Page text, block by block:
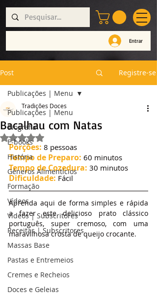
Entrar
Post Registre-se
Publicações | Menu
Biografia
E-books
História
Géneros Alimentícios
Formação
Vídeos
Vídeos | Subscritores
Receitas | Subscritores
Massas Base
Pastas e Entremeios
Cremes e Recheios
Doces e Geleias
Publicações | Menu
Bacalhau com Natas
Tradições Doces
Avaliado com NaN de 5 estrelas.
Porções: 8 pessoas
Tempo de Preparo: 60 minutos
Tempo de Cozedura: 30 minutos
Dificuldade: Fácil
Aprenda aqui de forma simples e rápida
a fazer este delicioso prato clássico
português, super cremoso, com uma
maravilhosa crosta de queijo crocante.